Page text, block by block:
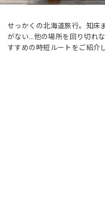
せっかくの北海道旅行。知床
がない...他の場所を回り切れ
すすめの時短ルートをご紹介